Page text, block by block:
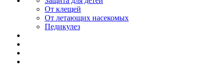
От клещей
От летающих насекомых
Педикулез